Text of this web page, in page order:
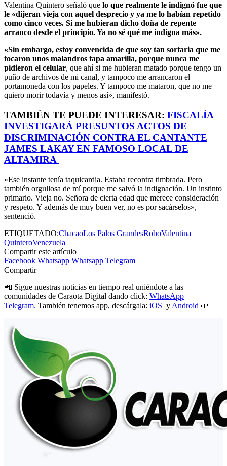
Valentina Quintero señaló que lo que realmente le indignó fue que
le «dijeran vieja con aquel desprecio y ya me lo habían repetido
como cinco veces. Si me hubieran dicho doña de repente
arranco desde el principio. Ya no sé qué me indigna más».
«Sin embargo, estoy convencida de que soy tan sortaria que me
tocaron unos malandros tapa amarilla, porque nunca me
pidieron el celular, que ahí si me hubieran matado porque tengo un
puño de archivos de mi canal, y tampoco me arrancaron el
portamoneda con los papeles. Y tampoco me mataron, que no me
quiero morir todavía y menos así», manifestó.
TAMBIÉN TE PUEDE INTERESAR: FISCALÍA
INVESTIGARÁ PRESUNTOS ACTOS DE
DISCRIMINACIÓN CONTRA EL CANTANTE
JAMES LAKAY EN FAMOSO LOCAL DE
ALTAMIRA
«Ese instante tenía taquicardia. Estaba recontra timbrada. Pero
también orgullosa de mí porque me salvó la indignación. Un instinto
primario. Vieja no. Señora de cierta edad que merece consideración
y respeto. Y además de muy buen ver, no es por sacárselos»,
sentenció.
ETIQUETADO:ChacaoLos Palos GrandesRoboValentina
QuinteroVenezuela
Compartir este artículo
Facebook Whatsapp Whatsapp Telegram
Compartir
📲 Sigue nuestras noticias en tiempo real uniéndote a las
comunidades de Caraota Digital dando click: WhatsApp +
Telegram. También tenemos app, descárgala: iOS y Android 🌱